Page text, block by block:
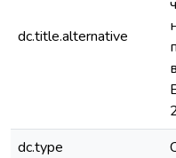
dc.title.alternative
dc.type